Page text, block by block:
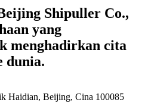
Shipuller Co.,
yang
menghadirkan cita
dunia.
Haidian, Beijing, Cina 100085